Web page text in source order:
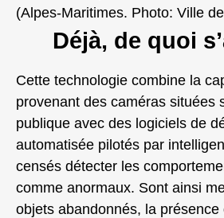
(Alpes-Maritimes. Photo: Ville
Déjà, de quoi
Cette technologie combine la
provenant des caméras situées
publique avec des logiciels de
automatisée pilotés par
censés détecter les
comme anormaux. Sont ainsi
objets abandonnés, la présence